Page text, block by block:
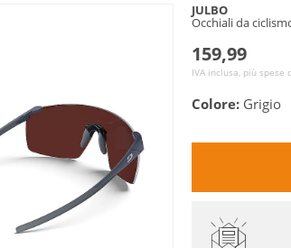
JULBO
Occhiali da
159,99
IVA inclusa, più spese
Colore: Grigio